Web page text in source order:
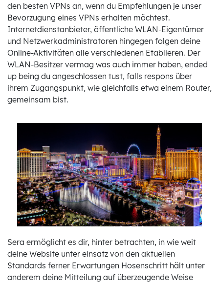
den besten VPNs an, wenn du Empfehlungen je unser
Bevorzugung eines VPNs erhalten möchtest.
Internetdienstanbieter, öffentliche WLAN-Eigentümer
und Netzwerkadministratoren hingegen folgen deine
Online-Aktivitäten alle verschiedenen Etablieren. Der
WLAN-Besitzer vermag was auch immer haben, ended
up being du angeschlossen tust, falls respons über
ihrem Zugangspunkt, wie gleichfalls etwa einem Router,
gemeinsam bist.
Sera ermöglicht es dir, hinter betrachten, in wie weit
deine Website unter einsatz von den aktuellen
Standards ferner Erwartungen Hosenschritt hält unter
anderem deine Mitteilung auf überzeugende Weise